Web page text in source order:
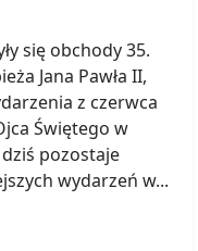
się obchody 35.
Jana Pawła II,
z czerwca
Świętego w
pozostaje
wydarzeń w...